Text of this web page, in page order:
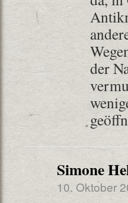
der
Simone
10. Oktober